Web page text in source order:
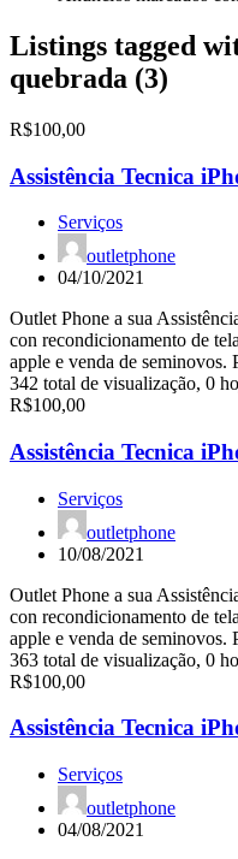
Listings tagged
quebrada (3)
R$100,00
Assistência Tecnica
Serviços
outletphone
04/10/2021
Outlet Phone a sua
con recondicionamento de
apple e venda de seminovos.
342 total de visualização, 0
R$100,00
Assistência Tecnica
Serviços
outletphone
10/08/2021
Outlet Phone a sua
con recondicionamento de
apple e venda de seminovos.
363 total de visualização, 0
R$100,00
Assistência Tecnica
Serviços
outletphone
04/08/2021